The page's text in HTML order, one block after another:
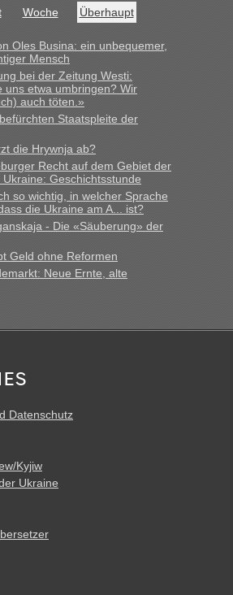
Woche Überhaupt
Oles Busina: ein unbequemer,
Mensch
bei der Zeitung Westi:
uns etwa umbringen? Wir
auch töten.»
Staatspleite der
die Hrywnja ab?
Recht auf dem Gebiet der
Ukraine: Geschichtsstunde
so wichtig, in welcher Sprache
die Ukraine am A... ist?
- Die «Säuberung» der
Geld ohne Reformen
Neue Ernte, alte
Datenschutz
Kyjiw
Ukraine